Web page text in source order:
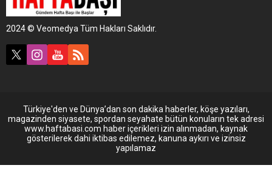
2024 © Veomedya Tüm Hakları Saklıdır.
Türkiye'den ve Dünya’dan son dakika haberler, köşe yazıları,
magazinden siyasete, spordan seyahate bütün konuların tek adresi
www.haftabasi.com haber içerikleri izin alınmadan, kaynak
gösterilerek dahi iktibas edilemez, kanuna aykırı ve izinsiz
yapılamaz